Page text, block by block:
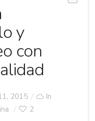
y
con
2015
In
2